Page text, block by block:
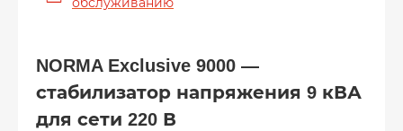
обслуживанию
NORMA Exclusive 9000 —
стабилизатор напряжения 9 кВА
для сети 220 В